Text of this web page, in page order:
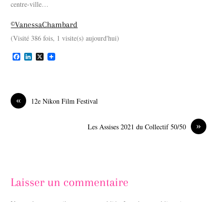
centre-ville…
©VanessaChambard
(Visité 386 fois, 1 visite(s) aujourd'hui)
F
o
o
k
L
I
X
« 12e Nikon Film Festival
»
Les Assises 2021 du Collectif 50/50
Laisser un commentaire